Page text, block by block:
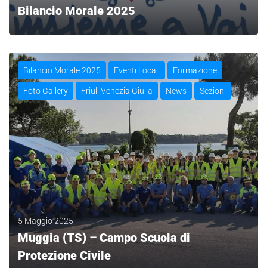
Bilancio Morale 2025
LEGGI
Bilancio Morale 2025 Eventi Locali Formazione
Foto Gallery Friuli Venezia Giulia News Sezioni
5 Maggio 2025
Muggia (TS) – Campo Scuola di
Protezione Civile